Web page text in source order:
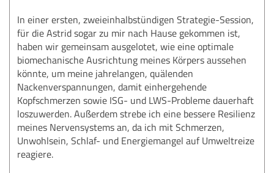
In einer ersten, zweieinhalbstündigen Strategie-Session,
für die Astrid sogar zu mir nach Hause gekommen ist,
haben wir gemeinsam ausgelotet, wie eine optimale
biomechanische Ausrichtung meines Körpers aussehen
könnte, um meine jahrelangen, quälenden
Nackenverspannungen, damit einhergehende
Kopfschmerzen sowie ISG- und LWS-Probleme dauerhaft
loszuwerden. Außerdem strebe ich eine bessere Resilienz
meines Nervensystems an, da ich mit Schmerzen,
Unwohlsein, Schlaf- und Energiemangel auf Umweltreize
reagiere.